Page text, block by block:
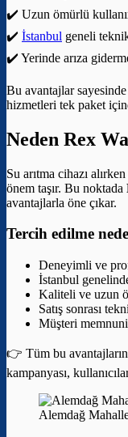
✔️ Uzun ömürlü
✔️ İstanbul geneli
✔️ Yerinde arıza
Bu avantajlar
hizmetleri tek paket
Neden Rex
Su arıtma cihazı
önem taşır. Bu noktada
avantajlarla öne çıkar.
Tercih edilme
Deneyimli ve
İstanbul
Kaliteli ve uzun
Satış sonrası
Müşteri
👉 Tüm bu avantajların
kampanyası,
Alemdağ